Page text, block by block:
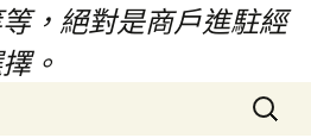
，絕對是商戶進駐經
。
搜
尋